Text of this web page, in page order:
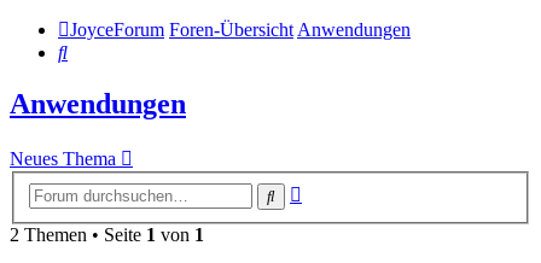
JoyceForum Foren-ÜbersichtAnwendungen
Suche
Anwendungen
Neues Thema
Suche
2 Themen • Seite 1 von 1